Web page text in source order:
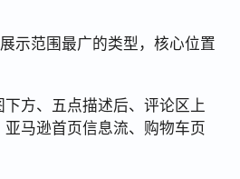
示范围最广的类型，核心位置
方、五点描述后、评论区上
亚马逊首页信息流、购物车页